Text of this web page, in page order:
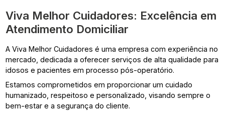
Viva Melhor Cuidadores: Excelência em
Atendimento Domiciliar
A Viva Melhor Cuidadores é uma empresa com experiência no
mercado, dedicada a oferecer serviços de alta qualidade para
idosos e pacientes em processo pós-operatório.
Estamos comprometidos em proporcionar um cuidado
humanizado, respeitoso e personalizado, visando sempre o
bem-estar e a segurança do cliente.